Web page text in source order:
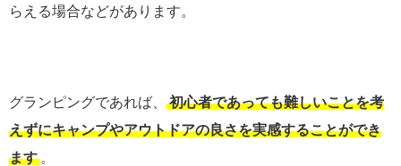
らえる場合などがあります。
グランピングであれば、
初心者であっても難しいことを考
えずにキャンプやアウトドアの良さを実感することができ
ます 。